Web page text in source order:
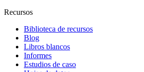
Recursos
Biblioteca de recursos
Blog
Libros blancos
Informes
Estudios de caso